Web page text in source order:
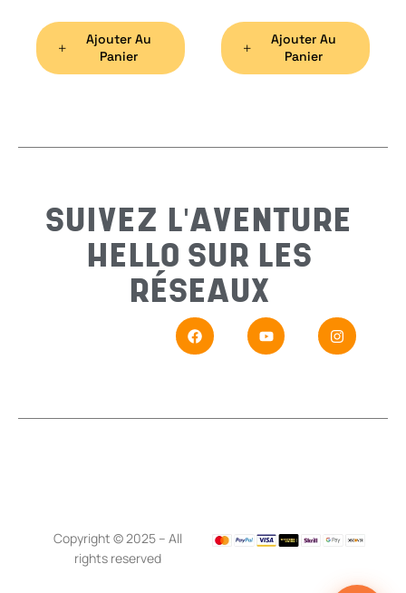
Ajouter Au
Panier
Ajouter Au
Panier
SUIVEZ L'AVENTURE
HELLO SUR LES
RÉSEAUX
Copyright © 2025 – All
rights reserved